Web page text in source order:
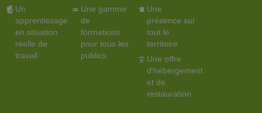
Un
apprentissage
en situation
réelle de
travail
Une gamme
de
formations
pour tous les
publics
Une
présence sur
tout le
territoire
Une offre
d'hébergement
et de
restauration